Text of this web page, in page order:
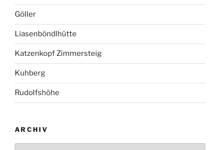
Göller
Liasenböndlhütte
Katzenkopf Zimmersteig
Kuhberg
Rudolfshöhe
ARCHIV